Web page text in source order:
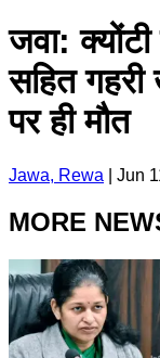
जवा:
सहित
पर ही मौत
Jawa, Rewa Jun
MORE